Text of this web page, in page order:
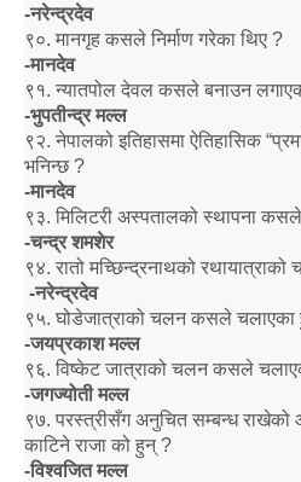
-नरेन्द्रदेव
९०. मानगृह कसले निर्माण गरेका थिए ?
-मानदेव
९१. न्यातपोल देवल कसले बनाउन
-भुपतीन्द्र मल्ल
९२. नेपालको इतिहासमा ऐतिहासिक “
भनिन्छ ?
-मानदेव
९३. मिलिटरी अस्पतालको स्थापना
-चन्द्र शमशेर
९४. रातो मच्छिन्द्रनाथको
-नरेन्द्रदेव
९५. घोडेजात्राको चलन कसले चलाएका
-जयप्रकाश मल्ल
९६. विष्केट जात्राको चलन कसले
-जगज्योती मल्ल
९७. परस्त्रीसँग अनुचित सम्बन्ध राखेको
काटिने राजा को हुन् ?
-विश्वजित मल्ल